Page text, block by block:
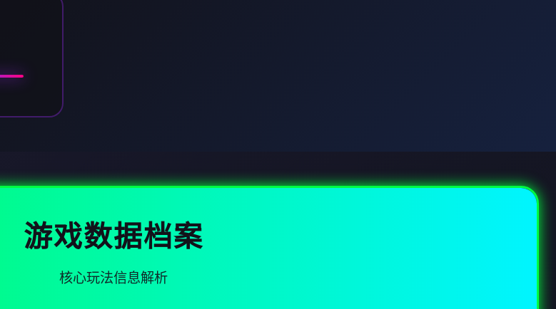
游戏数据档案
核心玩法信息解析